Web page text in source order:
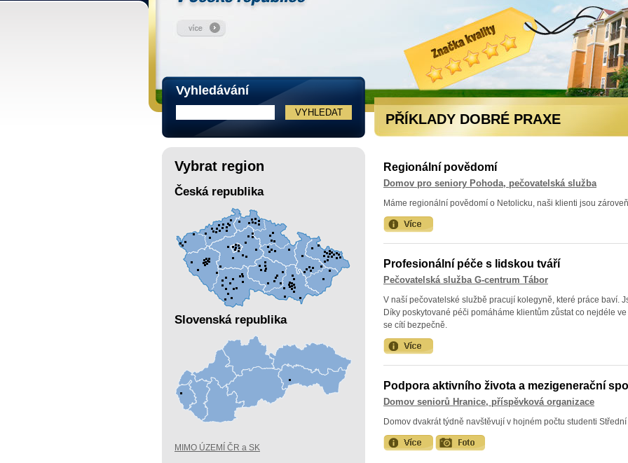
Vyhledávání
Vybrat region
Česká republika
Slovenská republika
MIMO ÚZEMÍ ČR a SK
PŘÍKLADY DOBRÉ PRAXE
Regionální povědomí
Domov pro seniory Pohoda, pečovatelská služba
Máme regionální povědomí o Netolicku, naši klienti jsou
Profesionální péče s lidskou tváří
Pečovatelská služba G-centrum Tábor
V naší pečovatelské službě pracují kolegyně, které práce baví.
Díky poskytované péči pomáháme klientům zůstat co nejdéle
se cítí bezpečně.
Podpora aktivního života a mezigenerační
Domov seniorů Hranice, příspěvková organizace
Domov dvakrát týdně navštěvují v hojném počtu studenti